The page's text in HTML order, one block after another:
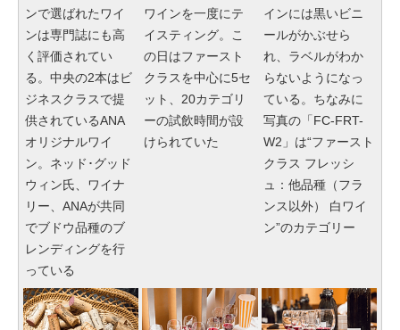
ンで選ばれたワイ
ンは専門誌にも高
く評価されてい
る。中央の2本はビ
ジネスクラスで提
供されているANA
オリジナルワイ
ン。ネッド･グッド
ウィン氏、ワイナ
リー、ANAが共同
でブドウ品種のブ
レンディングを行
っている
ワインを一度にテ
イスティング。こ
の日はファースト
クラスを中心に5セ
ット、20カテゴリ
ーの試飲時間が設
けられていた
インには黒いビニ
ールがかぶせら
れ、ラベルがわか
らないようになっ
ている。ちなみに
写真の「FC-FRT-
W2」は“ファースト
クラス フレッシ
ュ：他品種（フラ
ンス以外） 白ワイ
ン”のカテゴリー